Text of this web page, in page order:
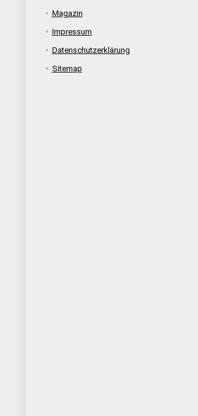
Magazin
Impressum
Datenschutzerklärung
Sitemap